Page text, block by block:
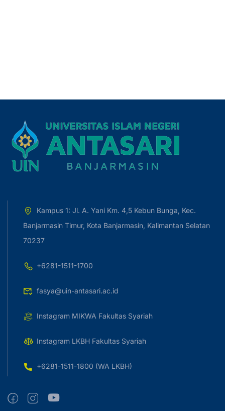
Kampus 1: Jl. A. Yani Km. 4,5 Kebun Bunga, Kec.
Banjarmasin Timur, Kota Banjarmasin, Kalimantan Selatan
70237
+6281-1511-1700
fasya@uin-antasari.ac.id
Instagram MIKWA Fakultas Syariah
Instagram LKBH Fakultas Syariah
+6281-1511-1800 (WA LKBH)